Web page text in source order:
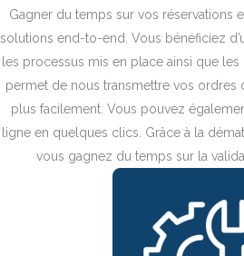
Gagner du temps sur vos réservations
solutions end-to-end. Vous bénéficiez
les processus mis en place ainsi que les
permet de nous transmettre vos ordres
plus facilement. Vous pouvez
ligne en quelques clics. Grâce à la
vous gagnez du temps sur la